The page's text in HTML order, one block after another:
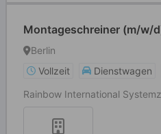
Montageschreiner (m/w/
Berlin
Vollzeit
Dienstwagen
Rainbow International